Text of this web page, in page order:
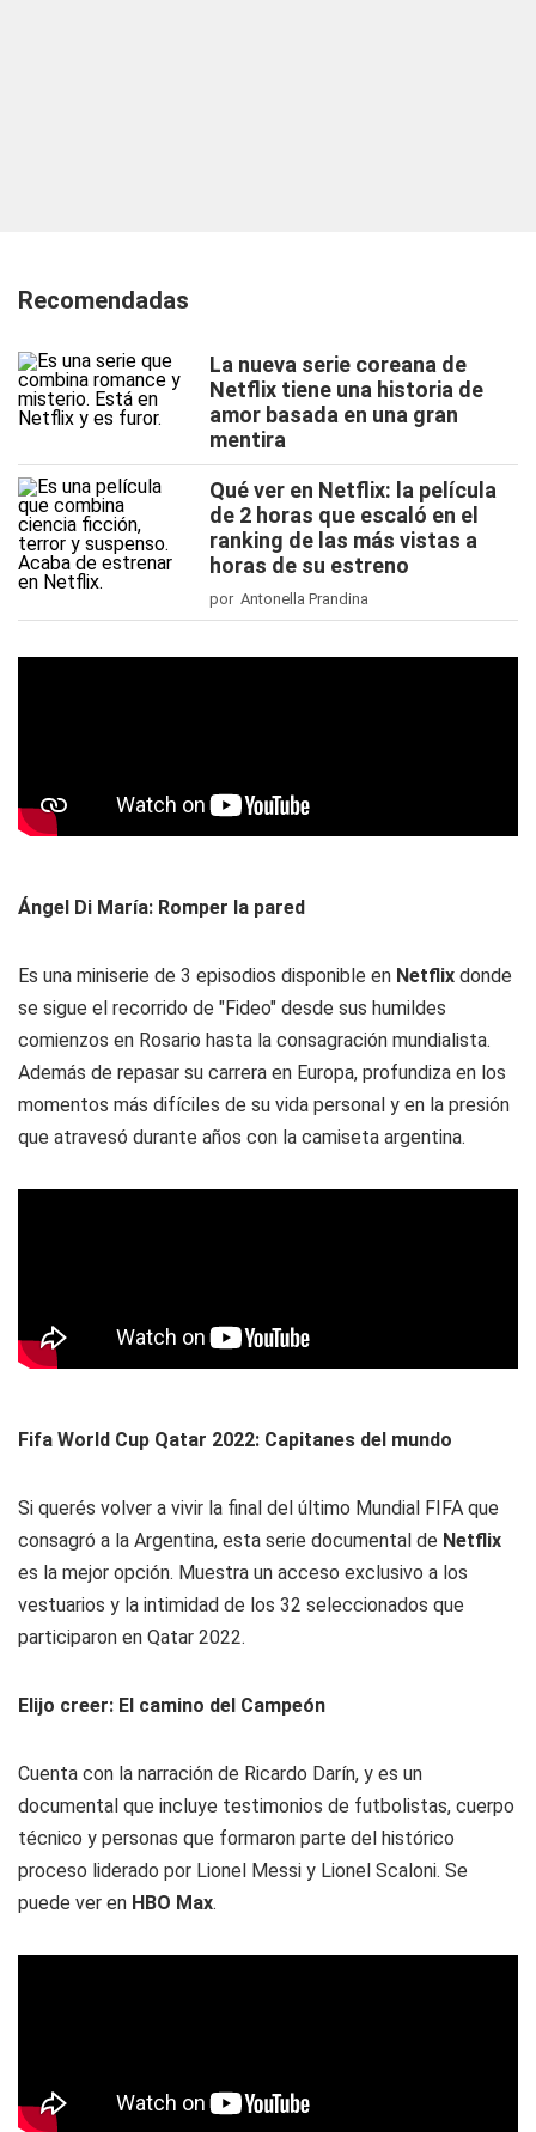
Recomendadas
La nueva serie coreana de
Netflix tiene una historia de
amor basada en una gran
mentira
Qué ver en Netflix: la película
de 2 horas que escaló en el
ranking de las más vistas a
horas de su estreno
por Antonella Prandina
Ángel Di María: Romper la pared
Es una miniserie de 3 episodios disponible en Netflix donde
se sigue el recorrido de "Fideo" desde sus humildes
comienzos en Rosario hasta la consagración mundialista.
Además de repasar su carrera en Europa, profundiza en los
momentos más difíciles de su vida personal y en la presión
que atravesó durante años con la camiseta argentina.
Fifa World Cup Qatar 2022: Capitanes del mundo
Si querés volver a vivir la final del último Mundial FIFA que
consagró a la Argentina, esta serie documental de Netflix
es la mejor opción. Muestra un acceso exclusivo a los
vestuarios y la intimidad de los 32 seleccionados que
participaron en Qatar 2022.
Elijo creer: El camino del Campeón
Cuenta con la narración de Ricardo Darín, y es un
documental que incluye testimonios de futbolistas, cuerpo
técnico y personas que formaron parte del histórico
proceso liderado por Lionel Messi y Lionel Scaloni. Se
puede ver en HBO Max.